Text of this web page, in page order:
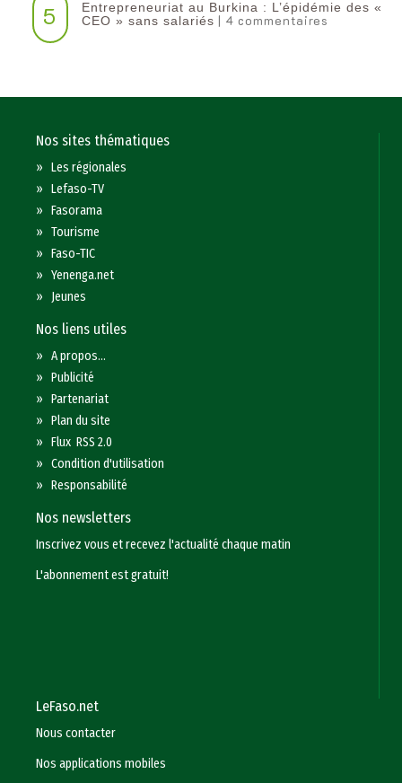
5
Entrepreneuriat au Burkina : L’épidémie des «
CEO » sans salariés | 4 commentaires
Nos sites thématiques
»Les régionales
»Lefaso-TV
»Fasorama
»Tourisme
»Faso-TIC
»Yenenga.net
» Jeunes
Nos liens utiles
»A propos...
»Publicité
»Partenariat
»Plan du site
»Flux RSS 2.0
»Condition d'utilisation
»Responsabilité
Nos newsletters
Inscrivez vous et recevez l'actualité chaque matin
L'abonnement est gratuit!
LeFaso.net
Nous contacter
Nos applications mobiles